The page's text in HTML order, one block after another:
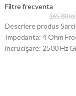
Filtre frecventa
165,80lei
Descriere produs
Impedanta: 4 Ohm
încrucişare: 2500 Hz